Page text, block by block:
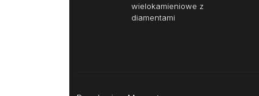
wielokamieniowe z
diamentami